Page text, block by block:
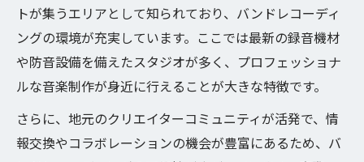
サンプル制作で重視したいバンドレコーデ
ィング環境
バンドレコーディングに欠かせない設備と
特徴
スタジオ選びで差がつくバンドレコーディ
ングの質
トが集うエリアとして知られており、バンドレコーディ
ングの環境が充実しています。ここでは最新の録音機材
や防音設備を備えたスタジオが多く、プロフェッショナ
ルな音楽制作が身近に行えることが大きな特徴です。
さらに、地元のクリエイターコミュニティが活発で、情
報交換やコラボレーションの機会が豊富にあるため、バ